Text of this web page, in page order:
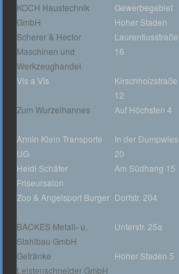
KOCH Haustechnik
GmbH
Gewerbegebiet
Hoher Staden
Scherer & Hector
Maschinen und
Werkzeughandel
Laurentiusstraße
16
Vis a Vis
Kirschholzstraße
12
Zum Wurzelhannes
Auf Höchsten 4
Armin Klein Transporte
UG
In der Dumpwies
20
Heidi Schäfer
Friseursalon
Am Südhang 15
Zoo & Angelsport Burger Dorfstr. 204
BACKES Metall- u.
Stahlbau GmbH
Unterstr. 25a
Getränke
Leistenschneider GmbH
Hoher Staden 5